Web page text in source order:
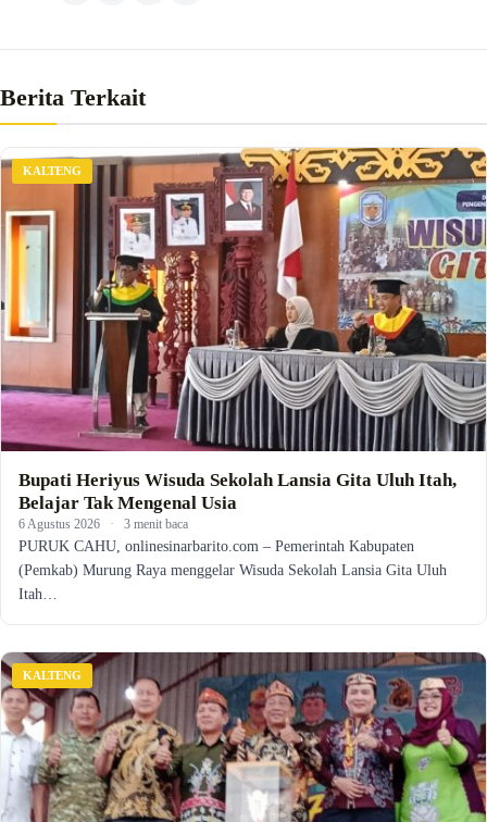
Berita Terkait
KALTENG
Bupati Heriyus Wisuda Sekolah Lansia Gita Uluh Itah,
Belajar Tak Mengenal Usia
6 Agustus 2026 · 3 menit baca
PURUK CAHU, onlinesinarbarito.com – Pemerintah Kabupaten
(Pemkab) Murung Raya menggelar Wisuda Sekolah Lansia Gita Uluh
Itah…
KALTENG